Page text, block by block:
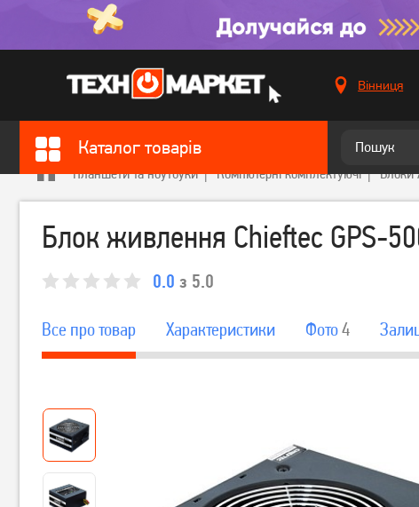
Вінниця
Каталог товарів
Планшети та ноутбуки Компютерні комплектуючі Блоки
Блок живлення Chieftec GPS-
0.0 з 5.0
Все про товар Характеристики Фото4